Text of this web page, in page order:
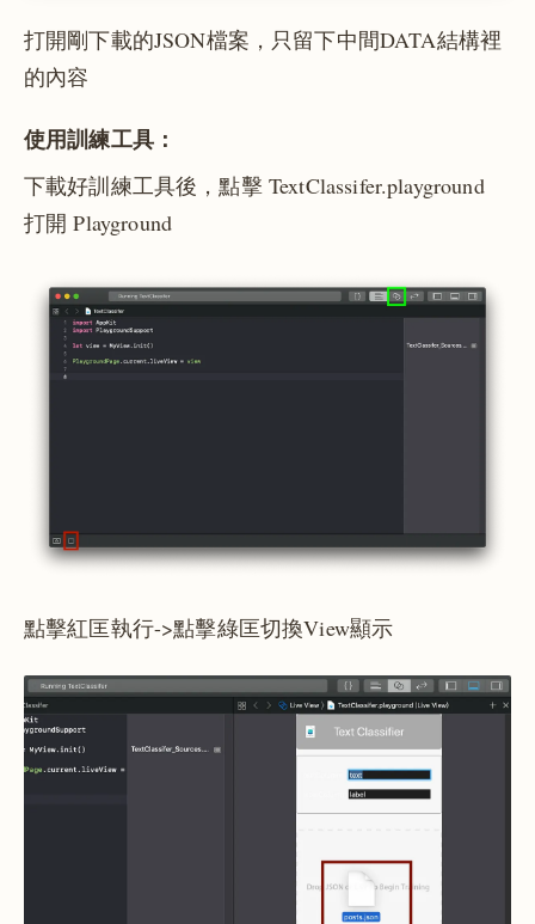
打開剛下載的JSON檔案，只留下中間DATA結構裡
的內容
使用訓練工具：
下載好訓練工具後，點擊 TextClassifer.playground
打開 Playground
點擊紅匡執行->點擊綠匡切換View顯示